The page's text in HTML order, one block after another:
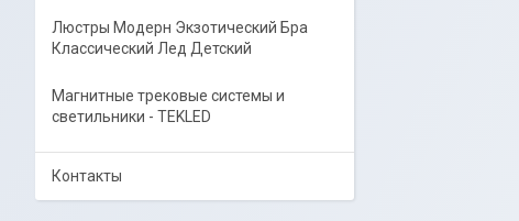
Люстры Модерн Экзотический Бра
Классический Лед Детский
Магнитные трековые системы и
светильники - TEKLED
Контакты